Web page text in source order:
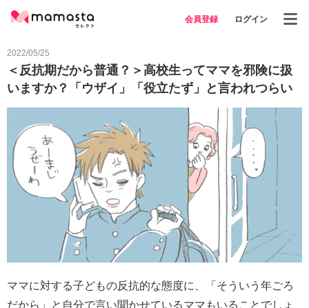
会員登録 ログイン
2022/05/25
＜反抗期だから普通？＞高校生ってママを邪険に扱
いますか？「ウザイ」「役立たず」と言われつらい
ママに対する子どもの反抗的な態度に、「そういう年ごろ
だから」と自分で言い聞かせているママもいることでしょ